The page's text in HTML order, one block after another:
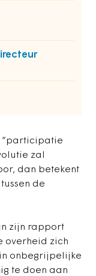
“participatie
zal
dan betekent
de
zijn rapport
overheid zich
onbegrijpelijke
te doen aan